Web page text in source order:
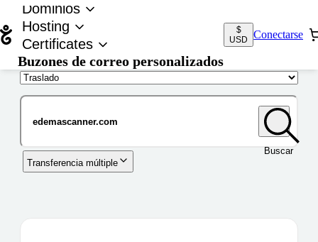
Dominios
Hosting
Certificates
Buzones de correo personalizados
$
USD
Conectarse
Buscar
Transferencia múltiple